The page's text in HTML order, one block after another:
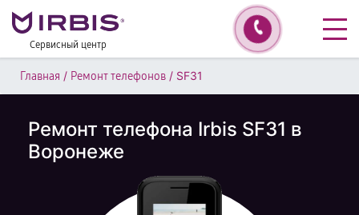
Сервисный центр
Главная / Ремонт телефонов / SF31
Ремонт телефона Irbis SF31 в
Воронеже